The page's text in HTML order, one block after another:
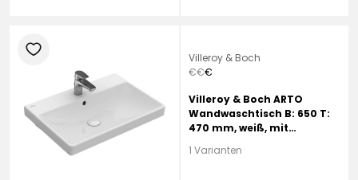
heart
Villeroy & Boch
€€€
Villeroy & Boch ARTO
Wandwaschtisch B: 650 T:
470 mm, weiß, mit
Hahnloch, mit Überlauf
1 Varianten